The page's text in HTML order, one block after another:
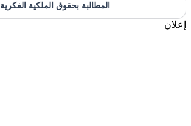
المطالبة بحقوق الملكية الفكرية
إعلان